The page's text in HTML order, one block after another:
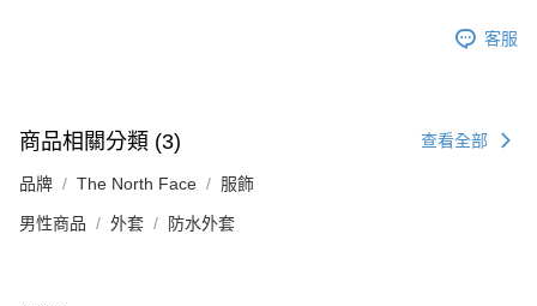
客服
商品相關分類 (3) 查看全部
品牌 The North Face 服飾
男性商品 外套 防水外套